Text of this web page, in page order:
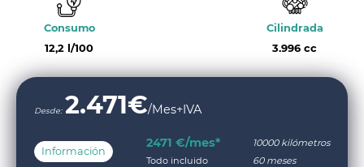
Consumo
12,2 l/100
Cilindrada
3.996 cc
Desde: 2.471€/Mes+IVA
Información
2471 €/mes*
Todo incluido
10000 kilómetros
60 meses